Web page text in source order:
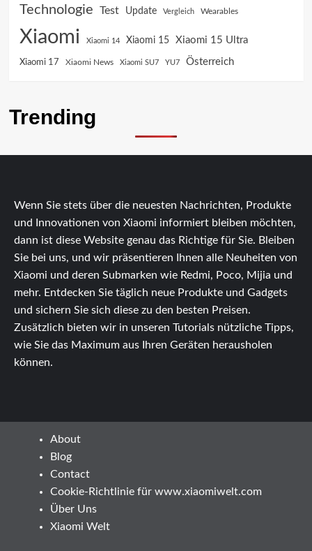
Technologie Test Update Vergleich Wearables
Xiaomi Xiaomi 14 Xiaomi 15 Xiaomi 15 Ultra
Xiaomi 17 Xiaomi News Xiaomi SU7 YU7 Österreich
Trending
Wenn Sie stets über die neuesten Nachrichten, Produkte
und Innovationen von Xiaomi informiert bleiben möchten,
dann ist diese Website genau das Richtige für Sie. Bleiben
Sie bei uns, und wir präsentieren Ihnen alle Neuheiten von
Xiaomi und deren Submarken wie Redmi, Poco, Mijia und
mehr. Entdecken Sie täglich neue Produkte und Gadgets
und sichern Sie sich diese zu den besten Preisen.
Zusätzlich bieten wir in unseren Tutorials nützliche Tipps,
wie Sie das Maximum aus Ihren Geräten herausholen
können.
About
Blog
Contact
Cookie-Richtlinie für www.xiaomiwelt.com
Über Uns
Xiaomi Welt